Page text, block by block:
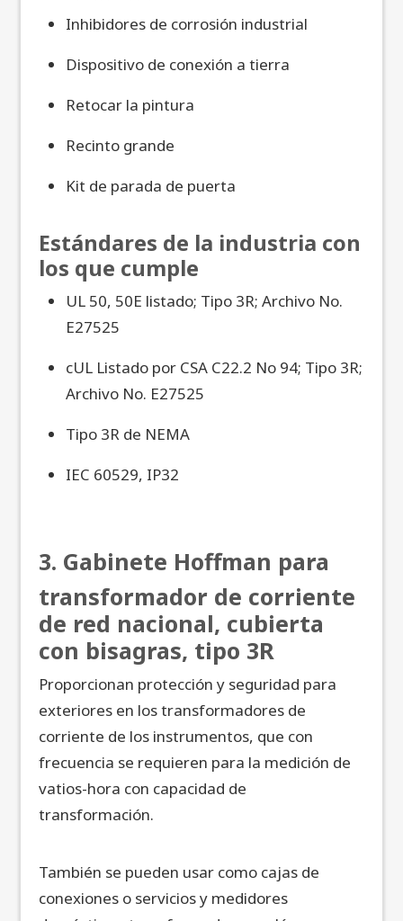
Inhibidores de corrosión industrial
Dispositivo de conexión a tierra
Retocar la pintura
Recinto grande
Kit de parada de puerta
Estándares de la industria con
los que cumple
UL 50, 50E listado; Tipo 3R; Archivo No.
E27525
cUL Listado por CSA C22.2 No 94; Tipo 3R;
Archivo No. E27525
Tipo 3R de NEMA
IEC 60529, IP32
3. Gabinete Hoffman para
transformador de corriente
de red nacional, cubierta
con bisagras, tipo 3R
Proporcionan protección y seguridad para
exteriores en los transformadores de
corriente de los instrumentos, que con
frecuencia se requieren para la medición de
vatios-hora con capacidad de
transformación.
También se pueden usar como cajas de
conexiones o servicios y medidores